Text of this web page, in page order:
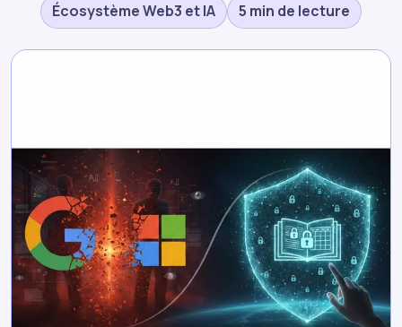
Écosystème Web3 et IA
5 min de lecture